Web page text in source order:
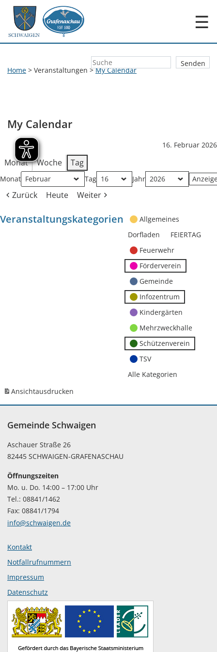
☰
Home > Veranstaltungen >My Calendar
My Calendar
16. Februar 2026
Monat Woche Tag
Monat Tag Jahr
Zurück Heute Weiter
Veranstaltungskategorien
Allgemeines
Dorfladen
FEIERTAG
Feuerwehr
Förderverein
Gemeinde
Infozentrum
Kindergärten
Mehrzweckhalle
Schützenverein
TSV
Alle Kategorien
Ansichtausdrucken
Gemeinde Schwaigen
Aschauer Straße 26
82445 SCHWAIGEN-GRAFENASCHAU
Öffnungszeiten
Mo. u. Do. 14:00 – 17:00 Uhr
Tel.: 08841/1462
Fax: 08841/1794
info@schwaigen.de
Kontakt
Notfallrufnummern
Impressum
Datenschutz